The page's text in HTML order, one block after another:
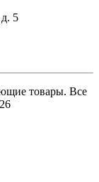
5
товары. Все